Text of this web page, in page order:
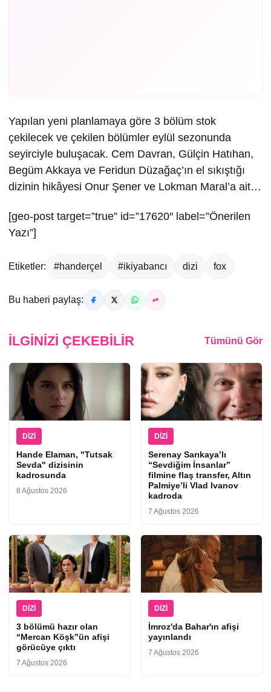
Yapılan yeni planlamaya göre 3 bölüm stok
çekilecek ve çekilen bölümler eylül sezonunda
seyirciyle buluşacak. Cem Davran, Gülçin Hatıhan,
Begüm Akkaya ve Feridun Düzağaç’ın el sıkıştığı
dizinin hikâyesi Onur Şener ve Lokman Maral’a ait…
[geo-post target=”true” id=”17620″ label=”Önerilen
Yazı”]
Etiketler: #handerçel #ikiyabancı dizi fox
Bu haberi paylaş:
İLGINIZI ÇEKEBILIR Tümünü Gör
DIZI
Hande Elaman, "Tutsak
Sevda" dizisinin
kadrosunda
8 Ağustos 2026
DIZI
Serenay Sarıkaya’lı
“Sevdiğim İnsanlar”
filmine flaş transfer, Altın
Palmiye’li Vlad Ivanov
kadroda
7 Ağustos 2026
DIZI
3 bölümü hazır olan
“Mercan Köşk”ün afişi
görücüye çıktı
7 Ağustos 2026
DIZI
İmroz'da Bahar'ın afişi
yayınlandı
7 Ağustos 2026